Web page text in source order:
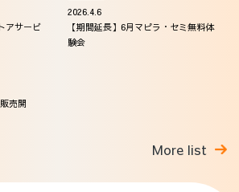
アサービ
2026.4.6
【期間延長】6月マピラ・セミ無料体
験会
売開
More list